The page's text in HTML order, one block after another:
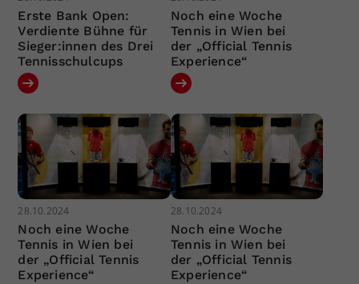
Erste Bank Open:
Verdiente Bühne für
Sieger:innen des Drei
Tennisschulcups
Noch eine Woche
Tennis in Wien bei
der „Official Tennis
Experience“
28.10.2024
Noch eine Woche
Tennis in Wien bei
der „Official Tennis
Experience“
28.10.2024
Noch eine Woche
Tennis in Wien bei
der „Official Tennis
Experience“